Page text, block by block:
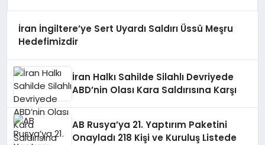
İran İngiltere’ye Sert Uyardı Saldırı Üssü Meşru
Hedefimizdir
İran Halkı Sahilde Silahlı Devriyede
ABD’nin Olası Kara Saldırısına Karşı
AB Rusya’ya 21. Yaptırım Paketini
Onayladı 218 Kişi ve Kuruluş Listede